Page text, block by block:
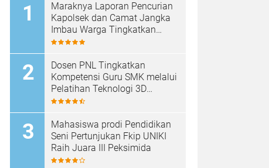
Maraknya Laporan Pencurian
Kapolsek dan Camat Jangka
Imbau Warga Tingkatkan
Kewaspadaan
Dosen PNL Tingkatkan
Kompetensi Guru SMK melalui
Pelatihan Teknologi 3D
Printing
Mahasiswa prodi Pendidikan
Seni Pertunjukan Fkip UNIKI
Raih Juara III Peksimida